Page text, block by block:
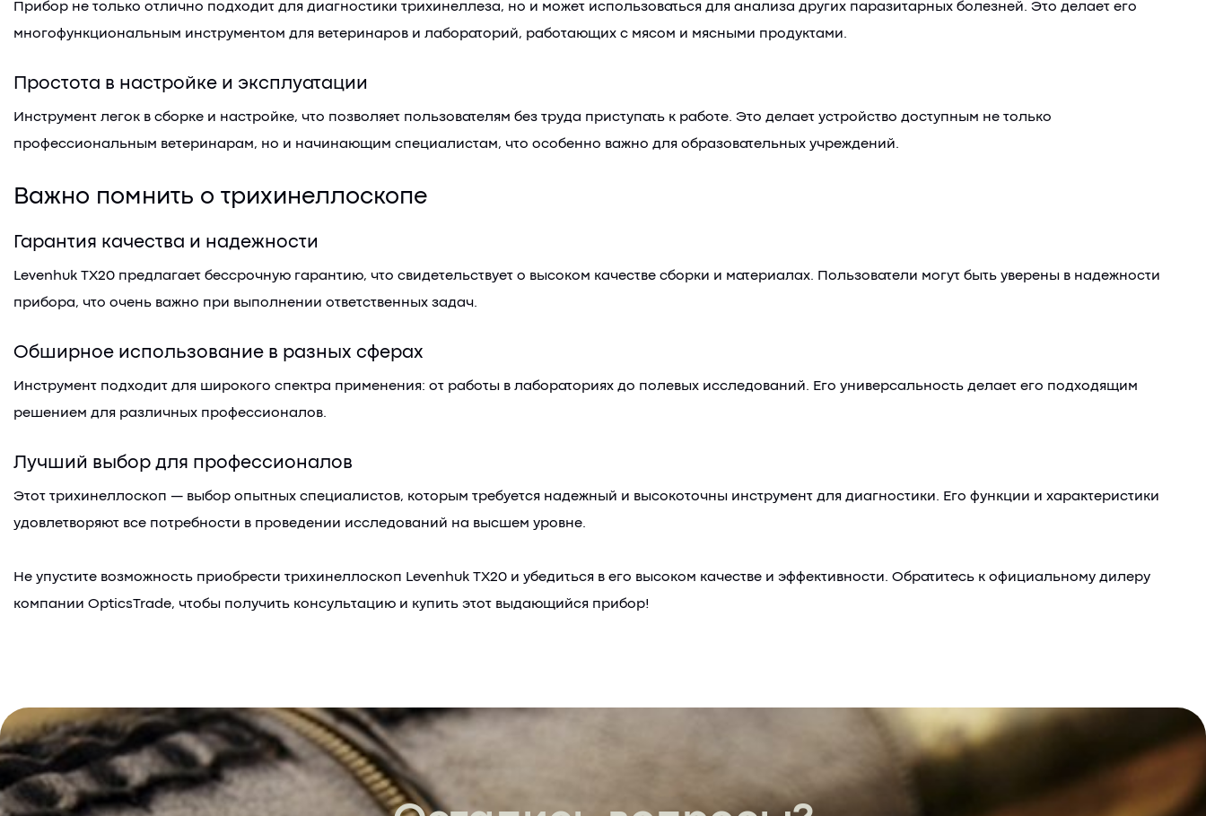
Прибор не только отлично подходит для диагностики трихинеллеза, но и может использоваться для анализа других паразитарных болезней. Это делает его
многофункциональным инструментом для ветеринаров и лабораторий, работающих с мясом и мясными продуктами.
Простота в настройке и эксплуатации
Инструмент легок в сборке и настройке, что позволяет пользователям без труда приступать к работе. Это делает устройство доступным не только
профессиональным ветеринарам, но и начинающим специалистам, что особенно важно для образовательных учреждений.
Важно помнить о трихинеллоскопе
Гарантия качества и надежности
Levenhuk TX20 предлагает бессрочную гарантию, что свидетельствует о высоком качестве сборки и материалах. Пользователи могут быть уверены в надежности
прибора, что очень важно при выполнении ответственных задач.
Обширное использование в разных сферах
Инструмент подходит для широкого спектра применения: от работы в лабораториях до полевых исследований. Его универсальность делает его подходящим
решением для различных профессионалов.
Лучший выбор для профессионалов
Этот трихинеллоскоп — выбор опытных специалистов, которым требуется надежный и высокоточны инструмент для диагностики. Его функции и характеристики
удовлетворяют все потребности в проведении исследований на высшем уровне.
Не упустите возможность приобрести трихинеллоскоп Levenhuk TX20 и убедиться в его высоком качестве и эффективности. Обратитесь к официальному дилеру
компании OpticsTrade, чтобы получить консультацию и купить этот выдающийся прибор!